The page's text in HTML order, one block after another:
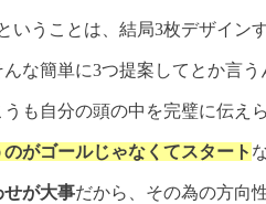
いうことは、結局3枚デザイン
な簡単に3つ提案してとか言
も自分の頭の中を完璧に伝え
がゴールじゃなくてスタート
せが大事だから、その為の方向